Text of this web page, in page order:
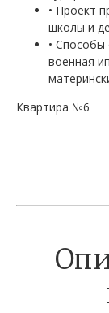
• Проект
школы и
• Способы
военная
Квартира №6